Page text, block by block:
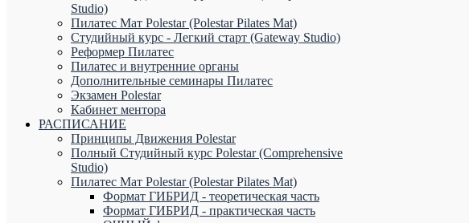
Studio)
Пилатес Мат Polestar (Polestar Pilates Mat)
Студийный курс - Легкий старт (Gateway Studio)
Реформер Пилатес
Пилатес и внутренние органы
Дополнительные семинары Пилатес
Экзамен Polestar
Кабинет ментора
РАСПИСАНИЕ
Принципы Движения Polestar
Полный Студийный курс Polestar (Comprehensive
Studio)
Пилатес Мат Polestar (Polestar Pilates Mat)
Формат ГИБРИД - теоретическая часть
Формат ГИБРИД - практическая часть